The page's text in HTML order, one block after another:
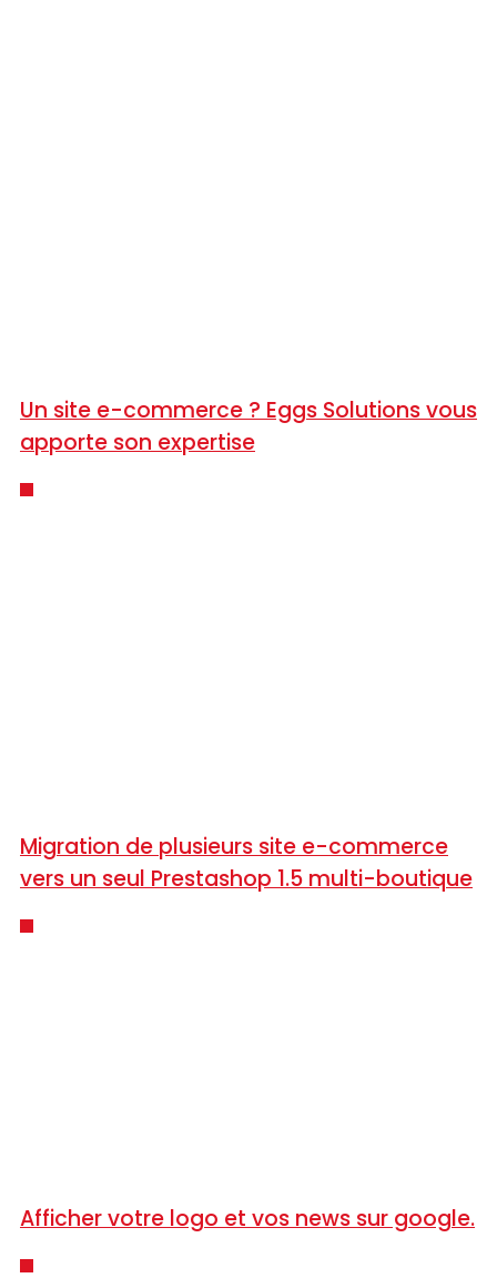
Un site e-commerce ? Eggs Solutions vous
apporte son expertise
Migration de plusieurs site e-commerce
vers un seul Prestashop 1.5 multi-boutique
Afficher votre logo et vos news sur google.